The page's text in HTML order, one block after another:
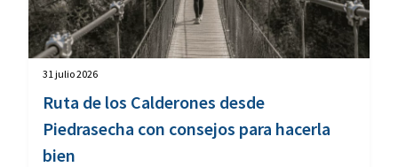
31 julio 2026
Ruta de los Calderones desde
Piedrasecha con consejos para hacerla
bien